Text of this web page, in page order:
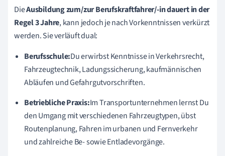
DieAusbildung zum/zur Berufskraftfahrer/-in dauert in der
Regel 3 Jahre, kann jedoch je nach Vorkenntnissen verkürzt
werden. Sie verläuft dual:
Berufsschule:Du erwirbst Kenntnisse in Verkehrsrecht,
Fahrzeugtechnik, Ladungssicherung, kaufmännischen
Abläufen und Gefahrgutvorschriften.
Betriebliche Praxis:Im Transportunternehmen lernst Du
den Umgang mit verschiedenen Fahrzeugtypen, übst
Routenplanung, Fahren im urbanen und Fernverkehr
und zahlreiche Be- sowie Entladevorgänge.